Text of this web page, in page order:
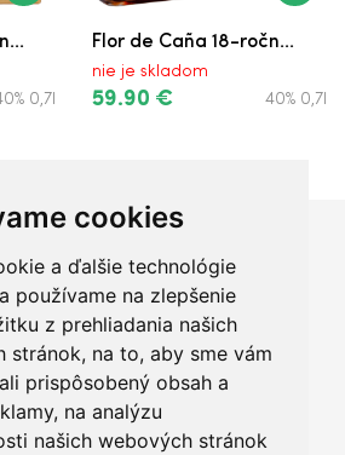
cookies
a ďalšie technológie
používame na zlepšenie
z prehliadania našich
stránok, na to, aby sme vám
prispôsobený obsah a
na analýzu
našich webových stránok
0,7l
Flor de Caña 18-ročn...
nie je skladom
59.90 € 40% 0,7l
radšej porozprávať?
950 420 666